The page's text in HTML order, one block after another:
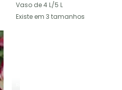
Vaso de 4 L/5 L
Existe em 3 tamanhos